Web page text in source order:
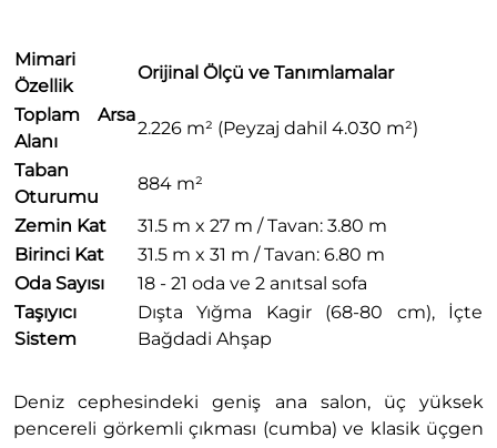
Mimari
Özellik
Orijinal Ölçü ve Tanımlamalar
Toplam Arsa
Alanı
2.226 m² (Peyzaj dahil 4.030 m²)
Taban
Oturumu
884 m²
Zemin Kat
31.5 m x 27 m / Tavan: 3.80 m
Birinci Kat
31.5 m x 31 m / Tavan: 6.80 m
Oda Sayısı
18 - 21 oda ve 2 anıtsal sofa
Taşıyıcı
Sistem
Dışta Yığma Kagir (68-80 cm), İçte
Bağdadi Ahşap
Deniz cephesindeki geniş ana salon, üç yüksek
pencereli görkemli çıkması (cumba) ve klasik üçgen